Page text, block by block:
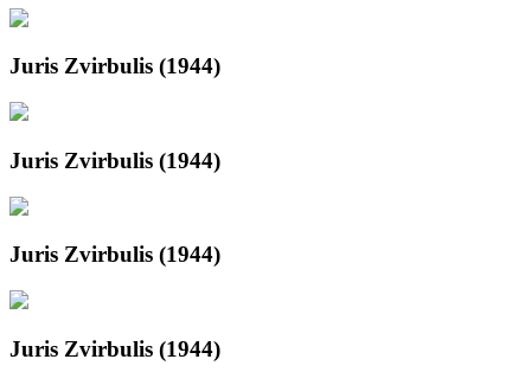
Juris Zvirbulis (1944)
Juris Zvirbulis (1944)
Juris Zvirbulis (1944)
Juris Zvirbulis (1944)